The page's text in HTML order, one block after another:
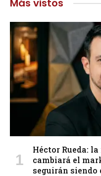
Más vistos
Héctor Rueda:
cambiará el
seguirán siendo